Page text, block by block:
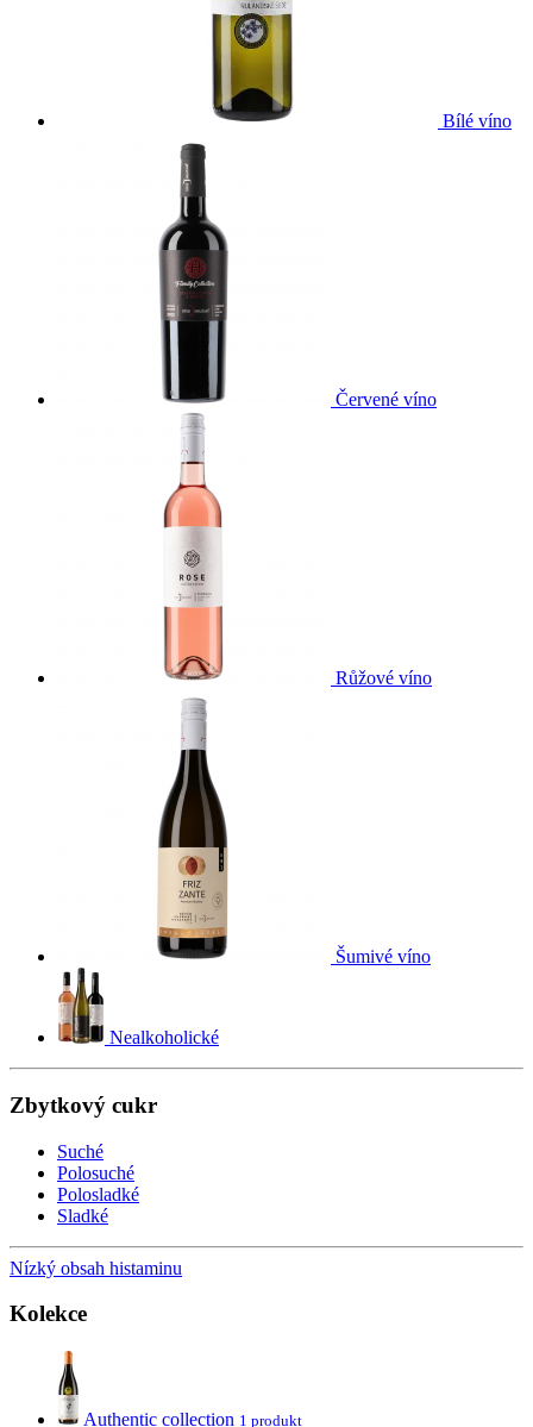
Bílé víno
Červené víno
Růžové víno
Šumivé víno
Nealkoholické
Zbytkový cukr
Suché
Polosuché
Polosladké
Sladké
Nízký obsah histaminu
Kolekce
Authentic collection 1 produkt